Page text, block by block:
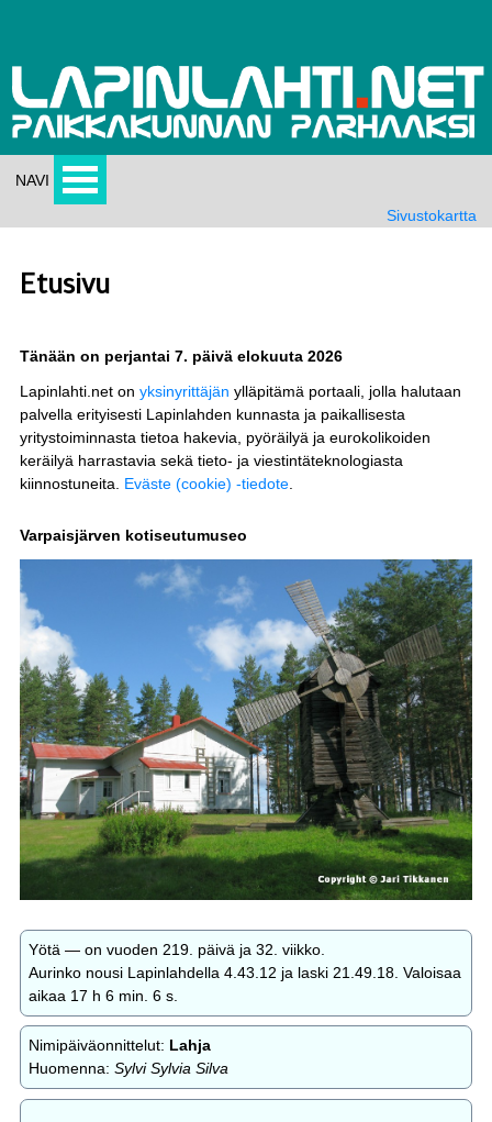
NAVI
Sivustokartta
Etusivu
Tänään on perjantai 7. päivä elokuuta 2026
Lapinlahti.net on yksinyrittäjän ylläpitämä portaali, jolla halutaan
palvella erityisesti Lapinlahden kunnasta ja paikallisesta
yritystoiminnasta tietoa hakevia, pyöräilyä ja eurokolikoiden
keräilyä harrastavia sekä tieto- ja viestintäteknologiasta
kiinnostuneita. Eväste (cookie) -tiedote.
Varpaisjärven kotiseutumuseo
Yötä — on vuoden 219. päivä ja 32. viikko.
Aurinko nousi Lapinlahdella 4.43.12 ja laski 21.49.18. Valoisaa
aikaa 17 h 6 min. 6 s.
Nimipäiväonnittelut: Lahja
Huomenna: Sylvi Sylvia Silva